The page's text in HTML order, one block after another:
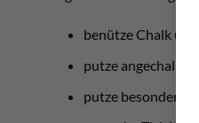
benütze Chalk
putze angechalkte
putze besonders